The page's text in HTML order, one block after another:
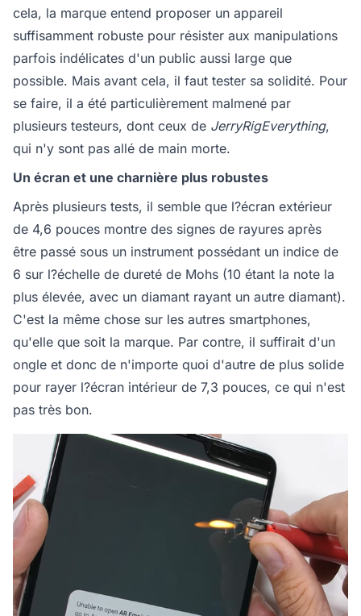
cela, la marque entend proposer un appareil
suffisamment robuste pour résister aux manipulations
parfois indélicates d'un public aussi large que
possible. Mais avant cela, il faut tester sa solidité. Pour
se faire, il a été particulièrement malmené par
plusieurs testeurs, dont ceux de JerryRigEverything,
qui n'y sont pas allé de main morte.
Un écran et une charnière plus robustes
Après plusieurs tests, il semble que l?écran extérieur
de 4,6 pouces montre des signes de rayures après
être passé sous un instrument possédant un indice de
6 sur l?échelle de dureté de Mohs (10 étant la note la
plus élevée, avec un diamant rayant un autre diamant).
C'est la même chose sur les autres smartphones,
qu'elle que soit la marque. Par contre, il suffirait d'un
ongle et donc de n'importe quoi d'autre de plus solide
pour rayer l?écran intérieur de 7,3 pouces, ce qui n'est
pas très bon.